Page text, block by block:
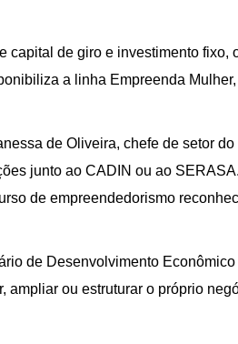
capital de giro e investimento
a linha Empreenda
de Oliveira, chefe de setor
junto ao CADIN ou ao
de empreendedorismo
de Desenvolvimento
ampliar ou estruturar o próprio